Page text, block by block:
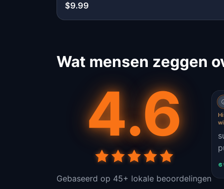
$9.99
Wat mensen zeggen
4.6
Gebaseerd op 45+ lokale beoordelingen